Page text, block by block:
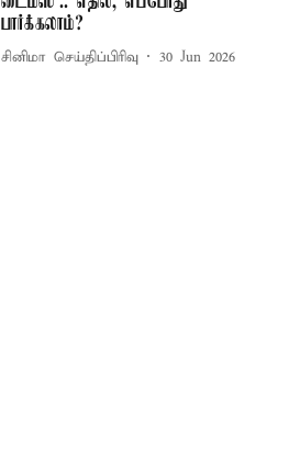
பார்க்கலாம்?
சினிமா செய்திப்பிரிவு 30 Jun 2026